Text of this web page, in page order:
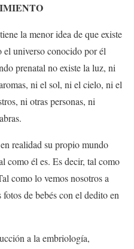
la menor idea de que existe
universo conocido por él
prenatal no existe la luz, ni
ni el sol, ni el cielo, ni el
ni otras personas, ni
realidad su propio mundo
como él es. Es decir, tal como
como lo vemos nosotros a
de bebés con el dedito en
a la embriología,